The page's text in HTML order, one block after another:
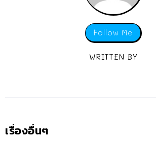
Follow Me
WRITTEN BY
เรื่องอื่นๆ